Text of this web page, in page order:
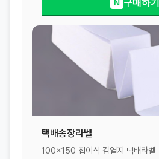
N
택배송장라벨
100x150 접이식 감열지 택배라벨